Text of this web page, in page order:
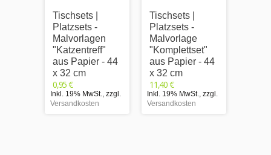
Tischsets |
Platzsets -
Malvorlagen
"Katzentreff"
aus Papier - 44
x 32 cm
0,95 €
Inkl. 19% MwSt., zzgl.
Versandkosten
Tischsets |
Platzsets -
Malvorlage
"Komplettset"
aus Papier - 44
x 32 cm
11,40 €
Inkl. 19% MwSt., zzgl.
Versandkosten